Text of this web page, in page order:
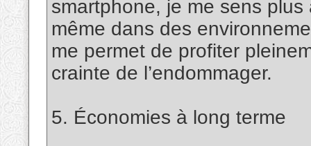
smartphone, je me sens plus
même dans des
me permet de profiter
crainte de l’endommager.
5. Économies à long terme